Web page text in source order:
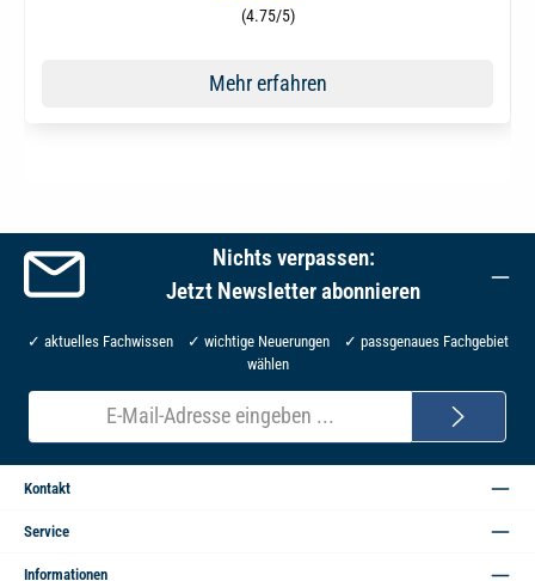
Durchschnittliche Bewertung von 4.8 von 5 Sternen
(4.75/5)
Mehr erfahren
Nichts verpassen:
Jetzt Newsletter abonnieren
✓ aktuelles Fachwissen ✓ wichtige Neuerungen ✓ passgenaues Fachgebiet
wählen
E-
Mail-
Adresse*
Kontakt
Service
Informationen